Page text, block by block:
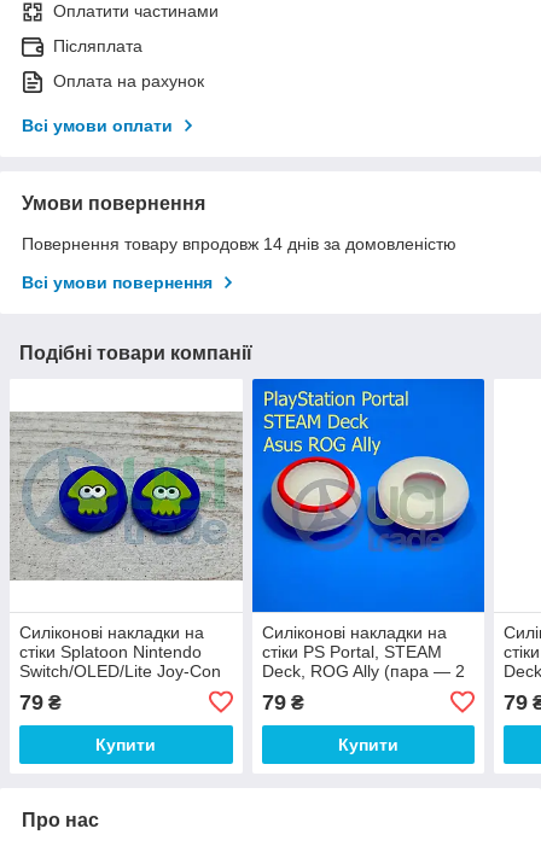
Оплатити частинами
Післяплата
Оплата на рахунок
Всі умови оплати
Умови повернення
Повернення товару впродовж 14 днів за домовленістю
Всі умови повернення
Подібні товари компанії
Силіконові накладки на
стіки Splatoon Nintendo
Switch/OLED/Lite Joy-Con
79 ₴
Купити
Силіконові накладки на
стіки PS Portal, STEAM
Deck, ROG Ally (пара — 2
окантовкою
79₴
Купити
79
Про нас